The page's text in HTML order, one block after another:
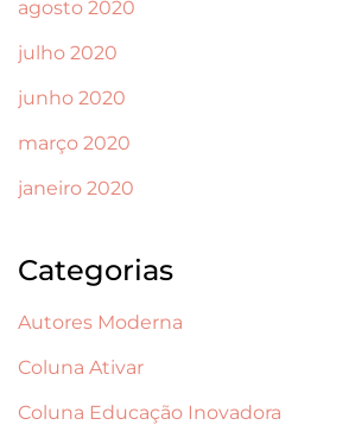
agosto 2020
julho 2020
junho 2020
março 2020
janeiro 2020
Categorias
Autores Moderna
Coluna Ativar
Coluna Educação Inovadora